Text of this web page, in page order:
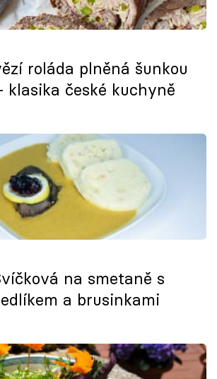
roláda plněná šunkou
klasika české kuchyně
na smetaně s
a brusinkami